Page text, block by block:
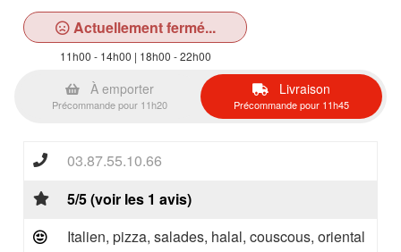
Actuellement fermé...
11h00 - 14h00 | 18h00 - 22h00
À emporter
Précommande pour 11h20
Livraison
Précommande pour 11h45
03.87.55.10.66
5/5 (voir les 1 avis)
Italien, pizza, salades, halal, couscous, oriental